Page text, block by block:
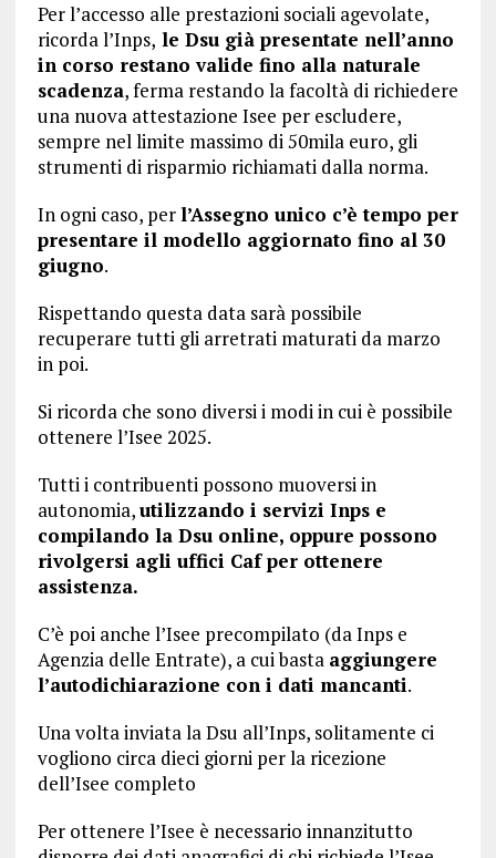
Per l’accesso alle prestazioni sociali agevolate,
ricorda l’Inps, le Dsu già presentate nell’anno
in corso restano valide fino alla naturale
scadenza, ferma restando la facoltà di richiedere
una nuova attestazione Isee per escludere,
sempre nel limite massimo di 50mila euro, gli
strumenti di risparmio richiamati dalla norma.
In ogni caso, perl’Assegno unico c’è tempo per
presentare il modello aggiornato fino al 30
giugno.
Rispettando questa data sarà possibile
recuperare tutti gli arretrati maturati da marzo
in poi.
Si ricorda che sono diversi i modi in cui è possibile
ottenere l’Isee 2025.
Tutti i contribuenti possono muoversi in
autonomia,utilizzando i servizi Inps e
compilando la Dsu online, oppure possono
rivolgersi agli uffici Caf per ottenere
assistenza.
C’è poi anche l’Isee precompilato (da Inps e
Agenzia delle Entrate), a cui basta aggiungere
l’autodichiarazione con i dati mancanti.
Una volta inviata la Dsu all’Inps, solitamente ci
vogliono circa dieci giorni per la ricezione
dell’Isee completo
Per ottenere l’Isee è necessario innanzitutto